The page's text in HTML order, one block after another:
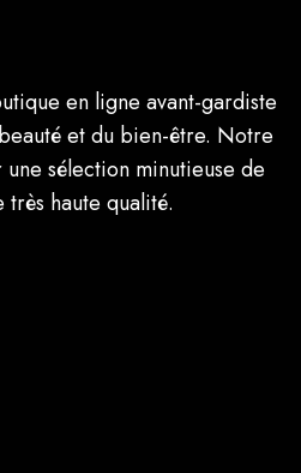
en ligne avant-gardiste
et du bien-être. Notre
sélection minutieuse de
haute qualité.